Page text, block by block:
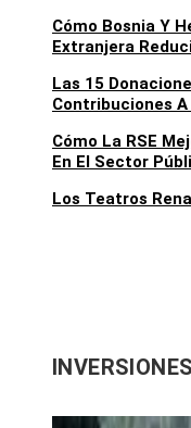
Cómo Bosnia Y
Extranjera
Las 15
Contribuciones
Cómo La RSE
En El Sector
Los Teatros